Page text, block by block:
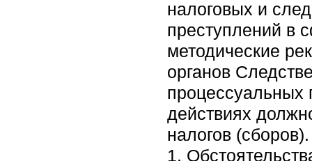
налоговых и
преступлений в
методические
органов
процессуальных
действиях
налогов (сборов).
1.